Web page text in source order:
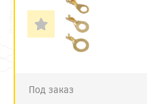
Под заказ